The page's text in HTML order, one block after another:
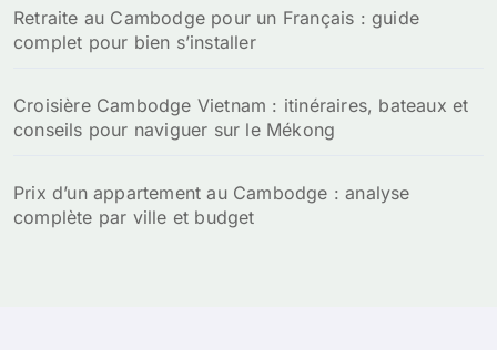
Retraite au Cambodge pour un Français : guide
complet pour bien s’installer
Croisière Cambodge Vietnam : itinéraires, bateaux et
conseils pour naviguer sur le Mékong
Prix d’un appartement au Cambodge : analyse
complète par ville et budget